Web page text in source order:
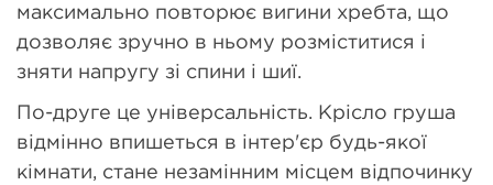
максимально повторює вигини хребта, що
дозволяє зручно в ньому розміститися і
зняти напругу зі спини і шиї.
По-друге це універсальність. Крісло груша
відмінно впишеться в інтер'єр будь-якої
кімнати, стане незамінним місцем відпочинку